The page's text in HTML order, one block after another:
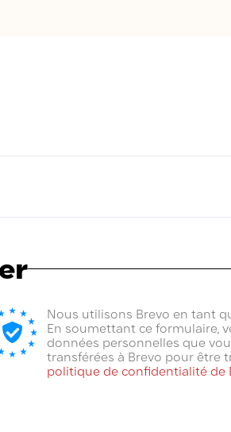
un temps d'infusion court,
Nous utilisons Brevo en tant
En soumettant ce formulaire,
données personnelles que
transférées à Brevo pour être
politique de confidentialité de